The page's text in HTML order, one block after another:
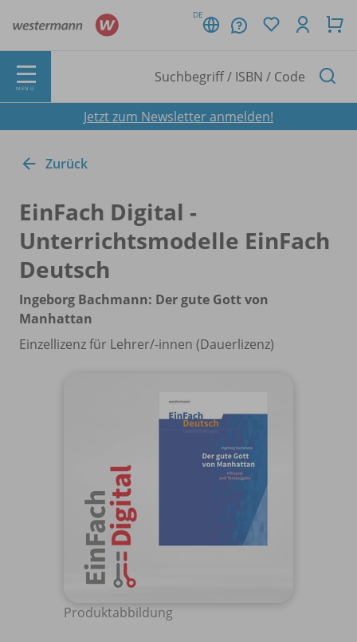
DE
MENÜ
Jetzt zum Newsletter anmelden!
Zurück
EinFach Digital -
Unterrichtsmodelle EinFach
Deutsch
Ingeborg Bachmann: Der gute Gott von
Manhattan
Einzellizenz für Lehrer/-innen (Dauerlizenz)
Produktabbildung